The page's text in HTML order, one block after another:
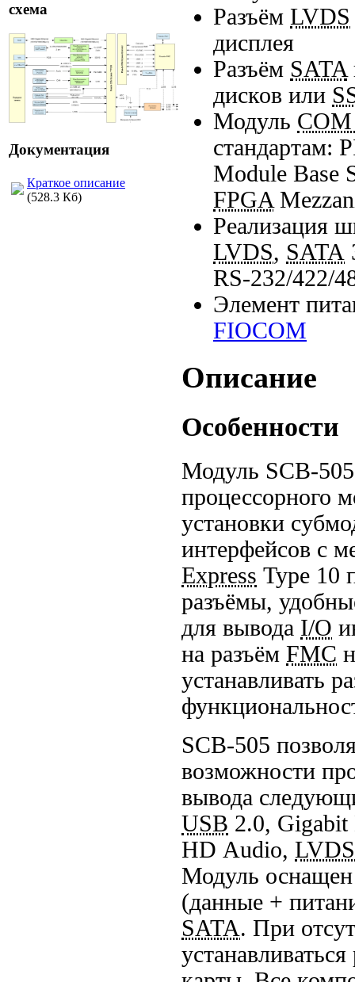
схема
Документация
Краткое описание
(528.3 Кб)
Разъём LVDS
дисплея
Разъём SATA
дисков или
Модуль COM
стандартам:
Module Base
FPGA
Реализация
LVDS, SATA
RS-232/422/
Элемент
FIOCOM
Описание
Особенности
Модуль SCB-505
процессорного
установки
интерфейсов с
Express Type 10
разъёмы,
для вывода I/O
на разъём FMC
устанавливать
SCB-505
возможности
вывода
USB 2.0,
HD Audio, LVDS
Модуль
(данные +
SATA. При